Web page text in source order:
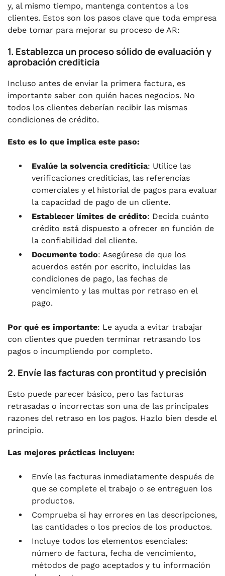
y, al mismo tiempo, mantenga contentos a los
clientes. Estos son los pasos clave que toda empresa
debe tomar para mejorar su proceso de AR:
1. Establezca un proceso sólido de evaluación y
aprobación crediticia
Incluso antes de enviar la primera factura, es
importante saber con quién haces negocios. No
todos los clientes deberían recibir las mismas
condiciones de crédito.
Esto es lo que implica este paso:
Evalúe la solvencia crediticia: Utilice las
verificaciones crediticias, las referencias
comerciales y el historial de pagos para evaluar
la capacidad de pago de un cliente.
Establecer límites de crédito: Decida cuánto
crédito está dispuesto a ofrecer en función de
la confiabilidad del cliente.
Documente todo: Asegúrese de que los
acuerdos estén por escrito, incluidas las
condiciones de pago, las fechas de
vencimiento y las multas por retraso en el
pago.
Por qué es importante: Le ayuda a evitar trabajar
con clientes que pueden terminar retrasando los
pagos o incumpliendo por completo.
2. Envíe las facturas con prontitud y precisión
Esto puede parecer básico, pero las facturas
retrasadas o incorrectas son una de las principales
razones del retraso en los pagos. Hazlo bien desde el
principio.
Las mejores prácticas incluyen:
Envíe las facturas inmediatamente después de
que se complete el trabajo o se entreguen los
productos.
Comprueba si hay errores en las descripciones,
las cantidades o los precios de los productos.
Incluye todos los elementos esenciales:
número de factura, fecha de vencimiento,
métodos de pago aceptados y tu información